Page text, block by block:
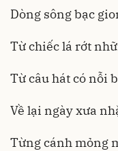
Dòng sông bạc
Từ chiếc lá rớt
Từ câu hát có nỗi
Về lại ngày xưa
Từng cánh mỏng